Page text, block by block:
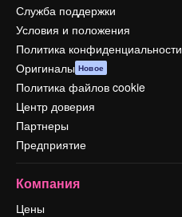
Служба поддержки
Условия и положения
Политика конфиденциальности
Оригиналы Новое
Политика файлов cookie
Центр доверия
Партнеры
Предприятие
Компания
Цены